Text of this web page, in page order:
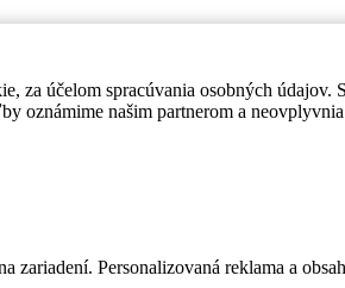
za účelom spracúvania osobných údajov.
oznámime našim partnerom a
Personalizovaná reklama a